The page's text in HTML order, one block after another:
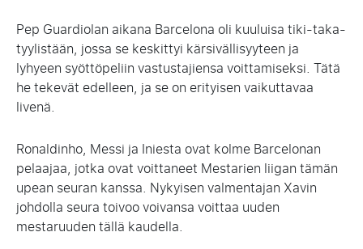
Pep Guardiolan aikana Barcelona oli kuuluisa tiki-taka-
tyylistään, jossa se keskittyi kärsivällisyyteen ja
lyhyeen syöttöpeliin vastustajiensa voittamiseksi. Tätä
he tekevät edelleen, ja se on erityisen vaikuttavaa
livenä.
Ronaldinho, Messi ja Iniesta ovat kolme Barcelonan
pelaajaa, jotka ovat voittaneet Mestarien liigan tämän
upean seuran kanssa. Nykyisen valmentajan Xavin
johdolla seura toivoo voivansa voittaa uuden
mestaruuden tällä kaudella.